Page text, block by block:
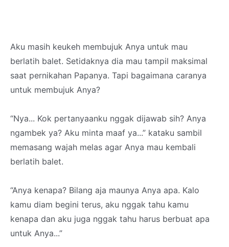
Aku masih keukeh membujuk Anya untuk mau
berlatih balet. Setidaknya dia mau tampil maksimal
saat pernikahan Papanya. Tapi bagaimana caranya
untuk membujuk Anya?
“Nya... Kok pertanyaanku nggak dijawab sih? Anya
ngambek ya? Aku minta maaf ya...” kataku sambil
memasang wajah melas agar Anya mau kembali
berlatih balet.
“Anya kenapa? Bilang aja maunya Anya apa. Kalo
kamu diam begini terus, aku nggak tahu kamu
kenapa dan aku juga nggak tahu harus berbuat apa
untuk Anya...”